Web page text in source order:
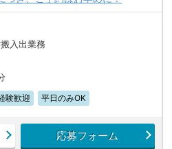
入出業務
験歓迎 平日のみOK
応募フォーム